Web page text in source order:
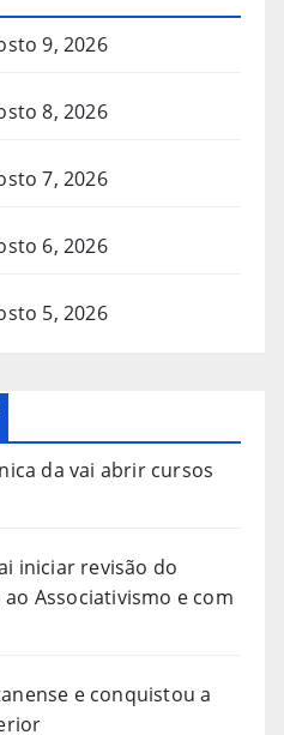
9, 2026
8, 2026
7, 2026
6, 2026
5, 2026
da vai abrir cursos
iniciar revisão do
Associativismo e com
e conquistou a